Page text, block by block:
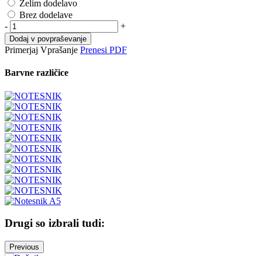
Želim dodelavo
Brez dodelave
-
+
Dodaj v povpraševanje
Primerjaj Vprašanje Prenesi PDF
Barvne različice
Drugi so izbrali tudi:
Previous